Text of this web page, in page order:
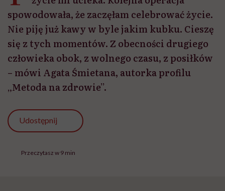
Przeczytasz w 9 min
Anna Korytowska: Co czułaś, kiedy po 26 latach w
końcu dostałaś diagnozę?
Agata Śmietana:
Płakałam tak, jakbym dostała
rozgrzeszenie z całego swojego życia.
Hirschsprungajest chorobą genetyczną, a to znaczy,